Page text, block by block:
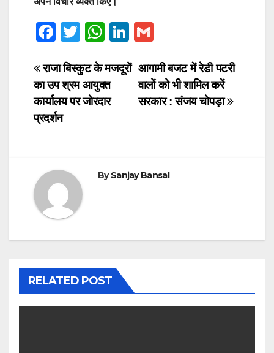
F
c
e
b
k
T
tt
er
W
at
s
A
Li
k
e
dI
ail
Post
navigation
आगामी बजट में रेडी पटरी
वालों को भी शामिल करें
सरकार : संजय चोपड़ा
राजा बिस्कुट के मजदूरों
का उप श्रम आयुक्त
कार्यालय पर जोरदार
प्रदर्शन
BySanjay Bansal
RELATED POST